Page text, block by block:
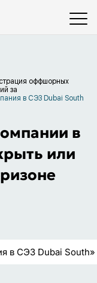
оффшорных
за
в СЭЗ Dubai South
в
или
в СЭЗ Dubai South»